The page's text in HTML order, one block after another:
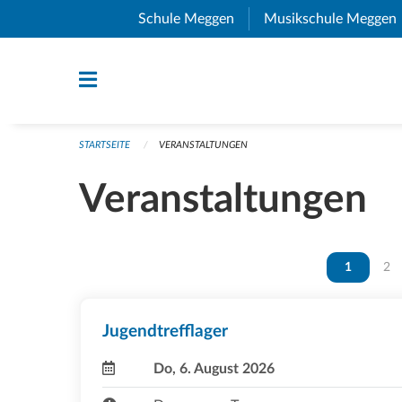
Navigation überspringen
Schule Meggen (External Link)
Musikschule Meggen
STARTSEITE VERANSTALTUNGEN
Veranstaltungen
Vous êtes
1 2
Jugendtrefflager
Do, 6. August 2026